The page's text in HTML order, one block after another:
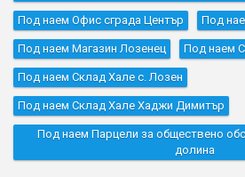
Под наем Офис сграда Център Под
Под наем Магазин Лозенец Под наем
Под наем Склад Хале с. Лозен
Под наем Склад Хале Хаджи Димитър
Под наем Парцели за обществено
долина